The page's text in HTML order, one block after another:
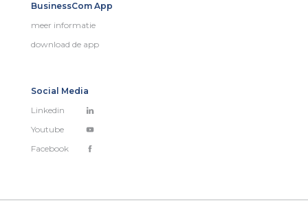
BusinessCom App
meer informatie
download de app
Social Media
Linkedin
Youtube
Facebook